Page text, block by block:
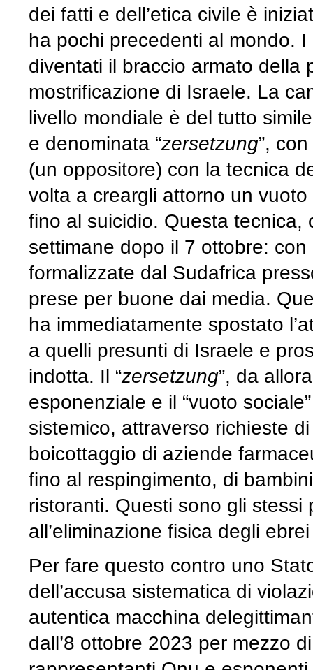
dei fatti e dell’etica civile è
ha pochi precedenti al mondo.
diventati il braccio armato della
mostrificazione di Israele. La
livello mondiale è del tutto
e denominata “zersetzung”,
(un oppositore) con la tecnica
volta a creargli attorno un
fino al suicidio. Questa
settimane dopo il 7 ottobre:
formalizzate dal Sudafrica
prese per buone dai media.
ha immediatamente spostato
a quelli presunti di Israele e
indotta. Il “zersetzung”, da
esponenziale e il “vuoto
sistemico, attraverso richieste
boicottaggio di aziende
fino al respingimento, di
ristoranti. Questi sono gli
all’eliminazione fisica degli
Per fare questo contro uno
dell’accusa sistematica di
autentica macchina
dall’8 ottobre 2023 per mezzo